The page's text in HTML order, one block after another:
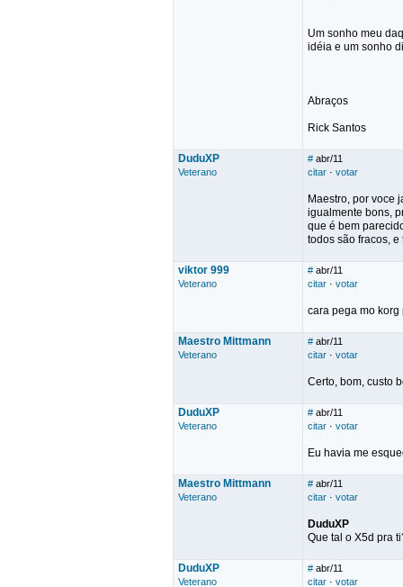
Um sonho meu
idéia e um sonho
Abraços
Rick Santos
DuduXP
Veterano
# abr/11
citar · votar
Maestro, por voce
igualmente bons,
que é bem
todos são fracos,
viktor 999
Veterano
# abr/11
citar · votar
cara pega mo korg
Maestro Mittmann
Veterano
# abr/11
citar · votar
Certo, bom, custo
DuduXP
Veterano
# abr/11
citar · votar
Eu havia me
Maestro Mittmann
Veterano
# abr/11
citar · votar
DuduXP
Que tal o X5d pra
DuduXP
Veterano
# abr/11
citar · votar